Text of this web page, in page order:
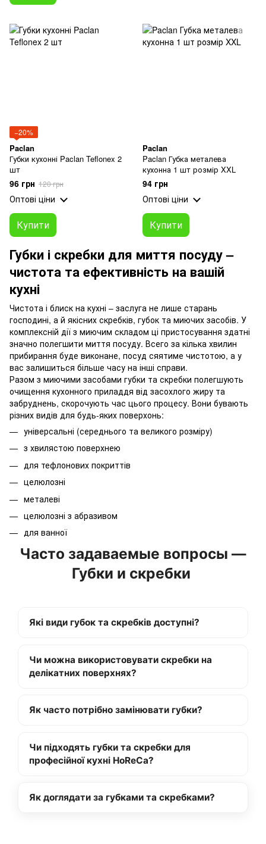
−20%
Paclan
Губки кухонні Paclan Teflonex 2
шт
96 грн 120 грн
Оптові ціни
Купити
Paclan
Paclan Губка металева
кухонна 1 шт розмір XXL
94 грн
Оптові ціни
Купити
Губки і скребки для миття посуду –
чистота та ефективність на вашій
кухні
Чистота і блиск на кухні – заслуга не лише старань
господині, а й якісних скребків, губок та миючих засобів. У
комплексній дії з миючим складом ці пристосування здатні
значно полегшити миття посуду. Всего за кілька хвилин
прибирання буде виконане, посуд сяятиме чистотою, а у
вас залишиться більше часу на інші справи.
Разом з миючими засобами губки та скребки полегшують
очищення кухонного приладдя від засохлого жиру та
забруднень, скорочують час цього процесу. Вони бувають
різних видів для будь-яких поверхонь:
універсальні (середнього та великого розміру)
з хвилястою поверхнею
для тефлонових покриттів
целюлозні
металеві
целюлозні з абразивом
для ванної
Часто задаваемые вопросы —
Губки и скребки
Які види губок та скребків доступні?
Чи можна використовувати скребки на
делікатних поверхнях?
Як часто потрібно замінювати губки?
Чи підходять губки та скребки для
професійної кухні HoReCa?
Як доглядати за губками та скребками?